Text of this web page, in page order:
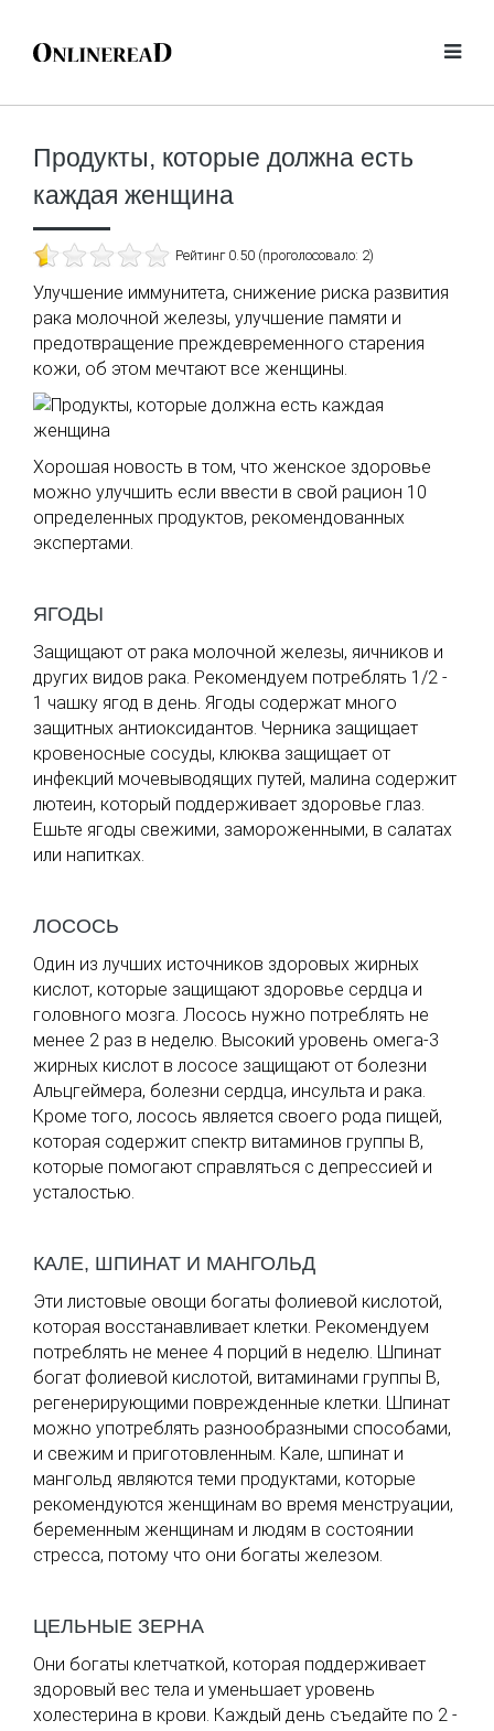
Продукты, которые должна есть
каждая женщина
Рейтинг 0.50 (проголосовало: 2)
Улучшение иммунитета, снижение риска развития
рака молочной железы, улучшение памяти и
предотвращение преждевременного старения
кожи, об этом мечтают все женщины.
Хорошая новость в том, что женское здоровье
можно улучшить если ввести в свой рацион 10
определенных продуктов, рекомендованных
экспертами.
ЯГОДЫ
Защищают от рака молочной железы, яичников и
других видов рака. Рекомендуем потреблять 1/2 -
1 чашку ягод в день. Ягоды содержат много
защитных антиоксидантов. Черника защищает
кровеносные сосуды, клюква защищает от
инфекций мочевыводящих путей, малина содержит
лютеин, который поддерживает здоровье глаз.
Ешьте ягоды свежими, замороженными, в салатах
или напитках.
ЛОСОСЬ
Один из лучших источников здоровых жирных
кислот, которые защищают здоровье сердца и
головного мозга. Лосось нужно потреблять не
менее 2 раз в неделю. Высокий уровень омега-3
жирных кислот в лососе защищают от болезни
Альцгеймера, болезни сердца, инсульта и рака.
Кроме того, лосось является своего рода пищей,
которая содержит спектр витаминов группы В,
которые помогают справляться с депрессией и
усталостью.
КАЛЕ, ШПИНАТ И МАНГОЛЬД
Эти листовые овощи богаты фолиевой кислотой,
которая восстанавливает клетки. Рекомендуем
потреблять не менее 4 порций в неделю. Шпинат
богат фолиевой кислотой, витаминами группы B,
регенерирующими поврежденные клетки. Шпинат
можно употреблять разнообразными способами,
и свежим и приготовленным. Кале, шпинат и
мангольд являются теми продуктами, которые
рекомендуются женщинам во время менструации,
беременным женщинам и людям в состоянии
стресса, потому что они богаты железом.
ЦЕЛЬНЫЕ ЗЕРНА
Они богаты клетчаткой, которая поддерживает
здоровый вес тела и уменьшает уровень
холестерина в крови. Каждый день съедайте по 2 -